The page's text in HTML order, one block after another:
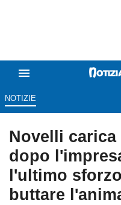
NOTIZIE
Novelli carica
dopo
l'ultimo
buttare